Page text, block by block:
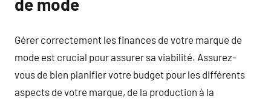
Gérer correctement les finances de votre marque de
mode est crucial pour assurer sa viabilité. Assurez-
vous de bien planifier votre budget pour les différents
aspects de votre marque, de la production à la